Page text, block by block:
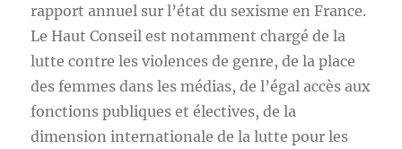
rapport annuel sur l’état du sexisme en France.
Le Haut Conseil est notamment chargé de la
lutte contre les violences de genre, de la place
des femmes dans les médias, de l’égal accès aux
fonctions publiques et électives, de la
dimension internationale de la lutte pour les